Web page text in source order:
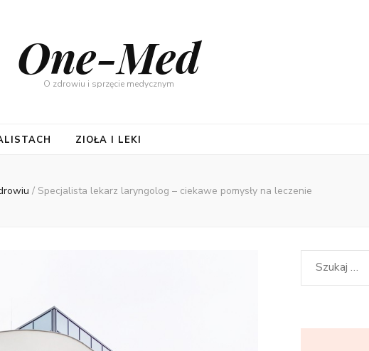
One-Med
O zdrowiu i sprzęcie medycznym
ZIOŁA I LEKI
/ Specjalista lekarz laryngolog – ciekawe pomysły na leczenie
Szukaj: